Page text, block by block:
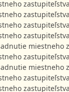
miestneho
miestneho